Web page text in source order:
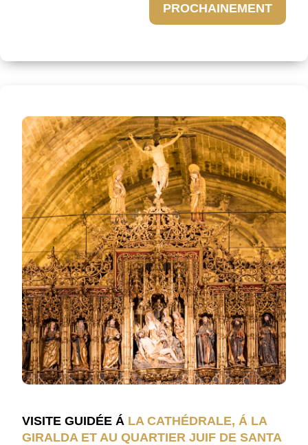
PROCHAINEMENT
VISITE GUIDÉE Á LA CATHÉDRALE, Á LA
GIRALDA ET AU QUARTIER JUIF DE SANTA